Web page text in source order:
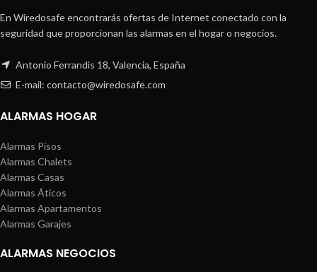
En Wiredosafe encontrarás ofertas de Internet conectado con la
seguridad que proporcionan las alarmas en el hogar o negocios.
Antonio Ferrandis 18, Valencia, España
E-mail: contacto@wiredosafe.com
ALARMAS HOGAR
Alarmas Pisos
Alarmas Chalets
Alarmas Casas
Alarmas Áticos
Alarmas Apartamentos
Alarmas Garajes
ALARMAS NEGOCIOS